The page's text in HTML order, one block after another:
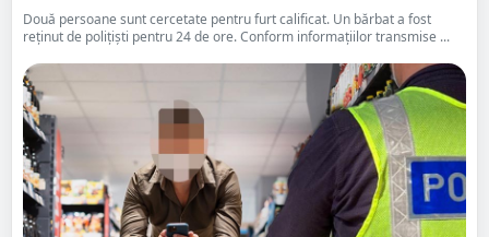
Două persoane sunt cercetate pentru furt calificat. Un bărbat a fost
reținut de polițiști pentru 24 de ore. Conform informațiilor transmise ...